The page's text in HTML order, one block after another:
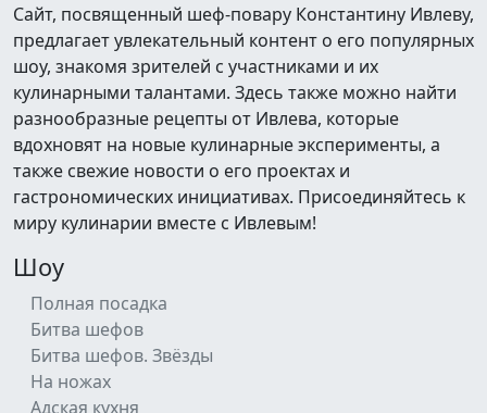
Сайт, посвященный шеф-повару Константину Ивлеву,
предлагает увлекательный контент о его популярных
шоу, знакомя зрителей с участниками и их
кулинарными талантами. Здесь также можно найти
разнообразные рецепты от Ивлева, которые
вдохновят на новые кулинарные эксперименты, а
также свежие новости о его проектах и
гастрономических инициативах. Присоединяйтесь к
миру кулинарии вместе с Ивлевым!
Шоу
Полная посадка
Битва шефов
Битва шефов. Звёзды
На ножах
Адская кухня